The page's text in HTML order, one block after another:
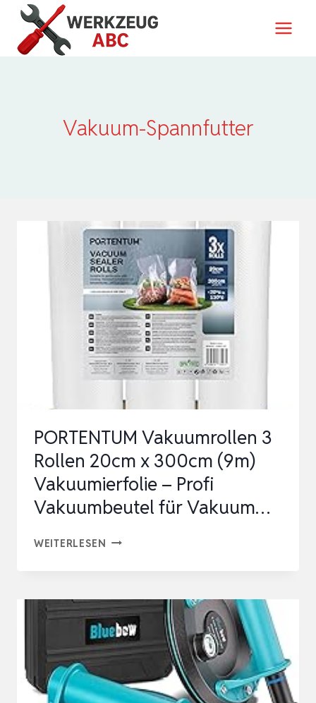
Zum
Inhalt
springen
Vakuum-Spannfutter
PORTENTUM Vakuumrollen 3
Rollen 20cm x 300cm (9m)
Vakuumierfolie – Profi
Vakuumbeutel für Vakuum…
WEITERLESEN PORTENTUM
ROLLEN
20CM
X
(9M)